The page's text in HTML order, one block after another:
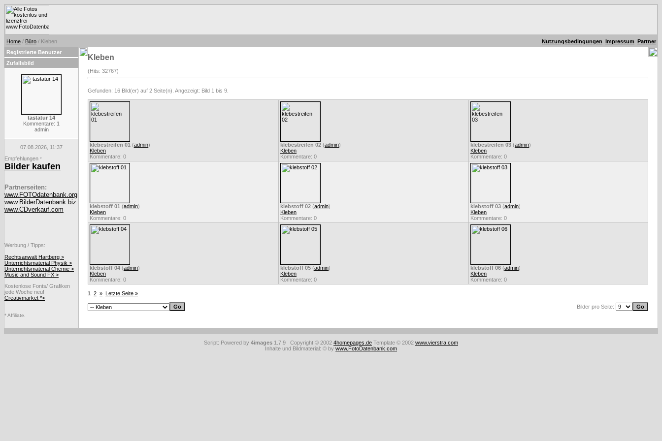
Home / Büro / Kleben Nutzungsbedingungen Impressum Partner
Registrierte Benutzer
Zufallsbild
tastatur 14
Kommentare: 1
admin
07.08.2026, 11:37
Empfehlungen *
Bilder kaufen
Partnerseiten:
www.FOTOdatenbank.org
www.BilderDatenbank.biz
www.CDverkauf.com
Werbung / Tipps:
Rechtsanwalt Hartberg >
Unterrichtsmaterial Physik >
Unterrichtsmaterial Chemie >
Music and Sound FX >
Kostenlose Fonts/ Grafiken
jede Woche neu!
Creativmarket *>
* Affiliate.
Kleben
(Hits: 32767)
Gefunden: 16 Bild(er) auf 2 Seite(n). Angezeigt: Bild 1 bis 9.
klebestreifen 01 (admin)
Kleben
Kommentare: 0
klebestreifen 02 (admin)
Kleben
Kommentare: 0
klebestreifen 03 (admin)
Kleben
Kommentare: 0
klebstoff 01 (admin)
Kleben
Kommentare: 0
klebstoff 02 (admin)
Kleben
Kommentare: 0
klebstoff 03 (admin)
Kleben
Kommentare: 0
klebstoff 04 (admin)
Kleben
Kommentare: 0
klebstoff 05 (admin)
Kleben
Kommentare: 0
klebstoff 06 (admin)
Kleben
Kommentare: 0
1 2 » Letzte Seite »
Bilder pro Seite:
Script: Powered by 4images 1.7.9 Copyright © 2002 4homepages.de Template © 2002 www.vierstra.com
Inhalte und Bildmaterial: © by www.FotoDatenbank.com